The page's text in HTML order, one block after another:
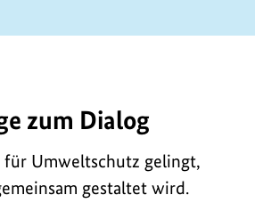
zum Dialog
Umweltschutz gelingt,
gestaltet wird.